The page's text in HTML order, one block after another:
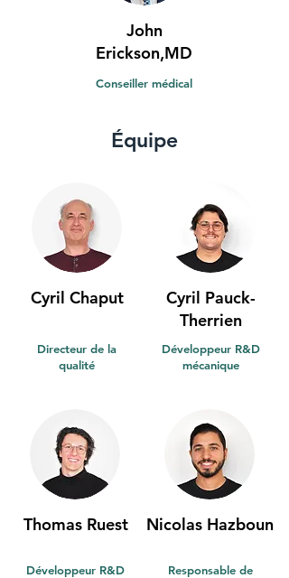
John
Erickson,MD
Conseiller médical
Équipe
Cyril Chaput
Directeur de la
qualité
Cyril Pauck-
Therrien
Développeur R&D
mécanique
Thomas Ruest
Développeur R&D
Nicolas Hazboun
Responsable de